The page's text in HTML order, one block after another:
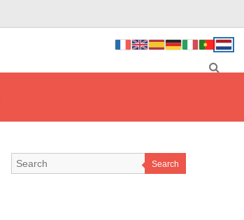
Search